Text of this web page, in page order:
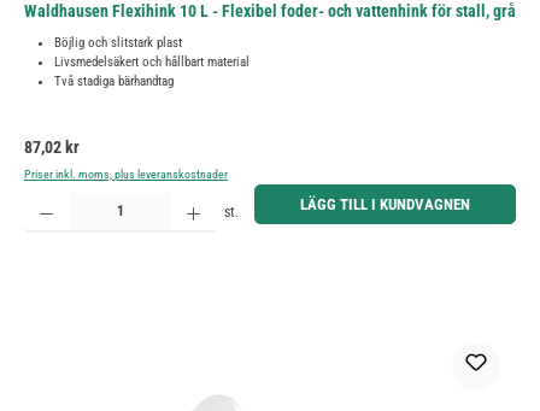
Waldhausen Flexihink 10 L - Flexibel foder- och vattenhink för stall, grå
Böjlig och slitstark plast
Livsmedelsäkert och hållbart material
Två stadiga bärhandtag
Ordinarie pris:
87,02 kr
Priser inkl. moms, plus leveranskostnader
Produktkvantitet: Ange önskat belopp eller använd knapparna för att öka eller minska kvantiteten.
st. LÄGG TILL I KUNDVAGNEN